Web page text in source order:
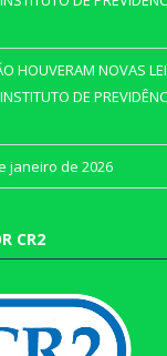
HOUVERAM NOVAS
DE
janeiro de 2026
CR2